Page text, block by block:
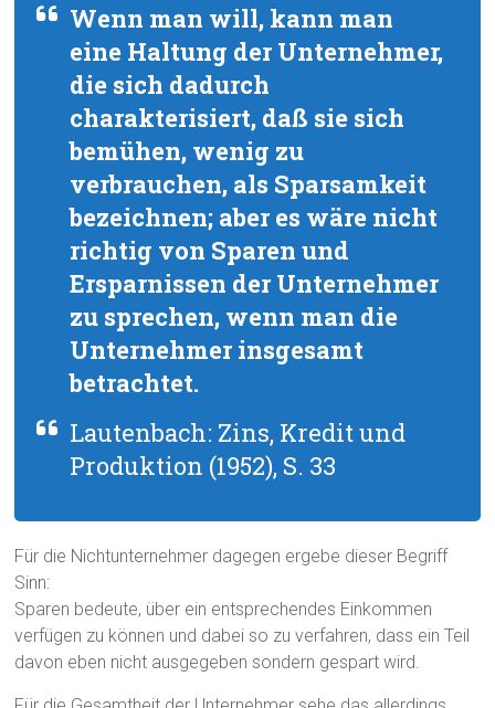
Wenn man will, kann man
eine Haltung der Unternehmer,
die sich dadurch
charakterisiert, daß sie sich
bemühen, wenig zu
verbrauchen, als Sparsamkeit
bezeichnen; aber es wäre nicht
richtig von Sparen und
Ersparnissen der Unternehmer
zu sprechen, wenn man die
Unternehmer insgesamt
betrachtet.
Lautenbach: Zins, Kredit und
Produktion (1952), S. 33
Für die Nichtunternehmer dagegen ergebe dieser Begriff
Sinn:
Sparen bedeute, über ein entsprechendes Einkommen
verfügen zu können und dabei so zu verfahren, dass ein Teil
davon eben nicht ausgegeben sondern gespart wird.